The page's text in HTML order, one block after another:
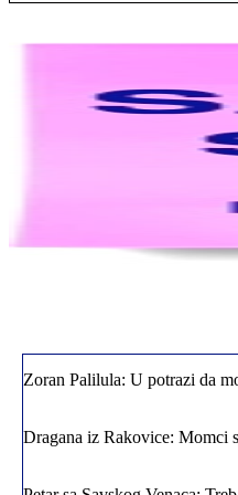
Jelena sa Čukarice: Mogu da
Milica iz Novog Beograda: